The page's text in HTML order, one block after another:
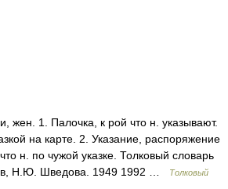
жен. 1. Палочка, к рой что н. указывают.
на карте. 2. Указание, распоряжение
н. по чужой указке. Толковый словарь
Н.Ю. Шведова. 1949 1992 …
Толковый